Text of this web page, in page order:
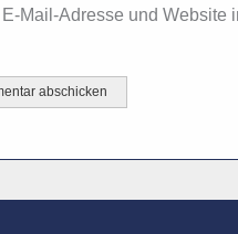
E-Mail-Adresse und Website